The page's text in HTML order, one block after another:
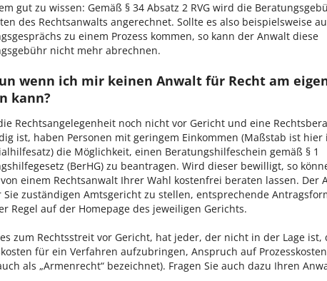
gut zu wissen: Gemäß § 34 Absatz 2 RVG wird die
des Rechtsanwalts angerechnet. Sollte es also beispielsweise
zu einem Prozess kommen, so kann der Anwalt diese
nicht mehr abrechnen.
wenn ich mir keinen Anwalt für Recht am
kann?
Rechtsangelegenheit noch nicht vor Gericht und eine
ist, haben Personen mit geringem Einkommen (Maßstab ist hier
die Möglichkeit, einen Beratungshilfeschein gemäß § 1
(BerHG) zu beantragen. Wird dieser bewilligt, so
einem Rechtsanwalt Ihrer Wahl kostenfrei beraten lassen. Der
Sie zuständigen Amtsgericht zu stellen, entsprechende
Regel auf der Homepage des jeweiligen Gerichts.
zum Rechtsstreit vor Gericht, hat jeder, der nicht in der Lage ist,
für ein Verfahren aufzubringen, Anspruch auf
als „Armenrecht“ bezeichnet). Fragen Sie auch dazu Ihren